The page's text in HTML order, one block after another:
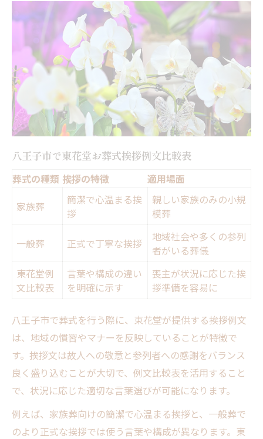
東花堂お葬式で避けたい言葉と理由
感謝を伝える東花堂お葬式の工夫
喪主初体験でも安心の挨拶マナー徹底解説
喪主初心者向け東花堂お葬式マナーチェッ
ク表
安心して使える東花堂お葬式挨拶例
八王子市の喪主が知っておきたいマナー
東花堂お葬式で間違えやすい挨拶ポイント
初めて喪主を務める方への具体的アドバイ
ス
八王子市の葬祭補助金を正しく活用する方法
八王子市葬祭補助金申請手順早見表
東花堂お葬式利用時の補助金活用術
葬祭費補助金の申請に必要な書類一覧
申請期限を守るための注意点
感謝を伝える葬儀挨拶例文と語彙の選び方
感謝表現別東花堂お葬式挨拶例文一覧
八王子市で好印象を与える語彙選び
東花堂お葬式で心が伝わる言葉の工夫
参列者へ感謝を伝えるための秘訣
状況別に使い分ける挨拶例
八王子市で東花堂お葬式挨拶例文比較表
葬式の種類 挨拶の特徴
適用場面
家族葬
簡潔で心温まる挨
拶
親しい家族のみの小規
模葬
一般葬 正式で丁寧な挨拶
地域社会や多くの参列
者がいる葬儀
東花堂例
文比較表
言葉や構成の違い
を明確に示す
喪主が状況に応じた挨
拶準備を容易に
八王子市で葬式を行う際に、東花堂が提供する挨拶例文
は、地域の慣習やマナーを反映していることが特徴で
す。挨拶文は故人への敬意と参列者への感謝をバランス
良く盛り込むことが大切で、例文比較表を活用すること
で、状況に応じた適切な言葉選びが可能になります。
例えば、家族葬向けの簡潔で心温まる挨拶と、一般葬で
のより正式な挨拶では使う言葉や構成が異なります。東